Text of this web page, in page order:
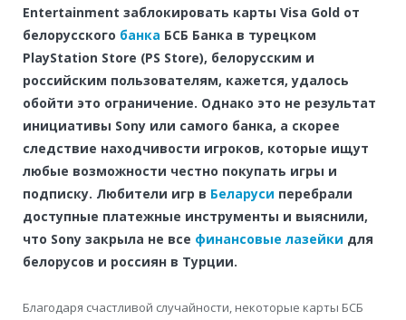
Entertainment заблокировать карты Visa Gold от
белорусского банка БСБ Банка в турецком
PlayStation Store (PS Store), белорусским и
российским пользователям, кажется, удалось
обойти это ограничение. Однако это не результат
инициативы Sony или самого банка, а скорее
следствие находчивости игроков, которые ищут
любые возможности честно покупать игры и
подписку. Любители игр в Беларуси перебрали
доступные платежные инструменты и выяснили,
что Sony закрыла не все финансовые лазейки для
белорусов и россиян в Турции.
Благодаря счастливой случайности, некоторые карты БСБ